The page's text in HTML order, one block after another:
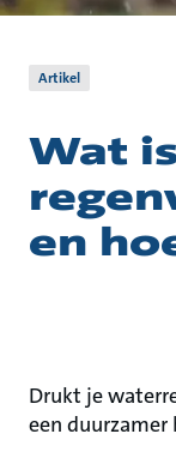
Artikel
Wat
en
Drukt je
een duurzamer